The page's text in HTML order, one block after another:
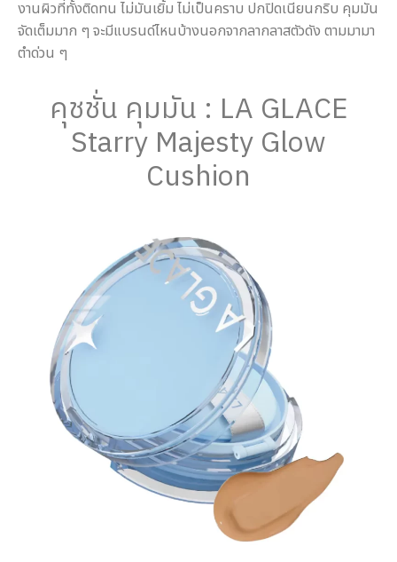
งานผิวที่ทั้งติดทน ไม่มันเยิ้ม ไม่เป็นคราบ ปกปิดเนียนกริบ คุมมัน
จัดเต็มมาก ๆ จะมีแบรนด์ไหนบ้างนอกจากลากลาสตัวดัง ตามมามา
ตำด่วน ๆ
คุชชั่น คุมมัน : LA GLACE
Starry Majesty Glow
Cushion